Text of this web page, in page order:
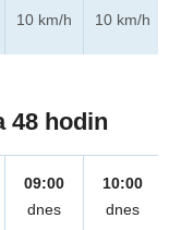
10 km/h
10 km/h
48 hodin
09:00
dnes
10:00
dnes